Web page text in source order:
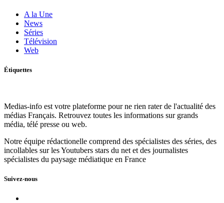
A la Une
News
Séries
Télévision
Web
Étiquettes
Medias-info est votre plateforme pour ne rien rater de l'actualité des
médias Français. Retrouvez toutes les informations sur grands
média, télé presse ou web.
Notre équipe rédactionelle comprend des spécialistes des séries, des
incollables sur les Youtubers stars du net et des journalistes
spécialistes du paysage médiatique en France
Suivez-nous